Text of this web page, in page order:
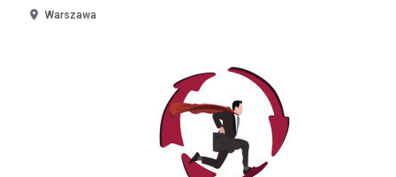
Szukaj oferty pracy:
Chcesz być na bieżąco z najnowszymi ofertami w branży.
Warszawa